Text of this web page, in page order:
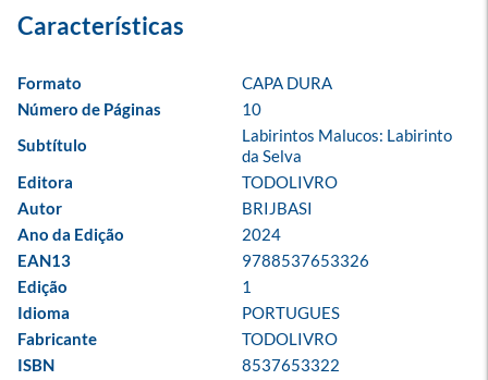
Formato
CAPA DURA
Número de Páginas
10
Subtítulo
Labirintos Malucos: Labirinto
da Selva
Editora
TODOLIVRO
Autor
BRIJBASI
Ano da Edição
2024
EAN13
9788537653326
Edição
1
Idioma
PORTUGUES
Fabricante
TODOLIVRO
ISBN
8537653322